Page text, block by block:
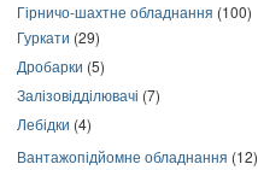
Гірничо-шахтне обладнання (100)
Гуркати (29)
Дробарки (5)
Залізовідділювачі (7)
Лебідки (4)
Вантажопідйомне обладнання (12)